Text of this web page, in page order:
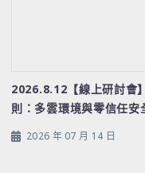
2026.8.12【線上研討
則：多雲環境與零信任安
2026 年 07 月 14 日